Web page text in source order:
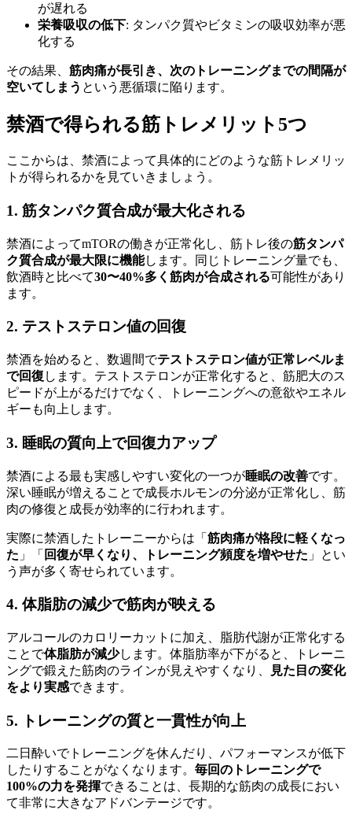
が遅れる
栄養吸収の低下: タンパク質やビタミンの吸収効率が悪
化する
その結果、 筋肉痛が長引き、次のトレーニングまでの間隔が
空いてしまう という悪循環に陥ります。
禁酒で得られる筋トレメリット5つ
ここからは、禁酒によって具体的にどのような筋トレメリッ
トが得られるかを見ていきましょう。
1. 筋タンパク質合成が最大化される
禁酒によってmTORの働きが正常化し、筋トレ後の筋タンパ
ク質合成が最大限に機能します。同じトレーニング量でも、
飲酒時と比べて30〜40%多く筋肉が合成される可能性があり
ます。
2. テストステロン値の回復
禁酒を始めると、数週間でテストステロン値が正常レベルま
で回復 します。テストステロンが正常化すると、筋肥大のス
ピードが上がるだけでなく、トレーニングへの意欲やエネル
ギーも向上します。
3. 睡眠の質向上で回復力アップ
禁酒による最も実感しやすい変化の一つが睡眠の改善です。
深い睡眠が増えることで成長ホルモンの分泌が正常化し、筋
肉の修復と成長が効率的に行われます。
実際に禁酒したトレーニーからは「 筋肉痛が格段に軽くなっ
た 」「 回復が早くなり、トレーニング頻度を増やせた 」とい
う声が多く寄せられています。
4. 体脂肪の減少で筋肉が映える
アルコールのカロリーカットに加え、脂肪代謝が正常化する
ことで体脂肪が減少します。体脂肪率が下がると、トレーニ
ングで鍛えた筋肉のラインが見えやすくなり、
見た目の変化
をより実感できます。
5. トレーニングの質と一貫性が向上
二日酔いでトレーニングを休んだり、パフォーマンスが低下
したりすることがなくなります。 毎回のトレーニングで
100%の力を発揮できることは、長期的な筋肉の成長におい
て非常に大きなアドバンテージです。